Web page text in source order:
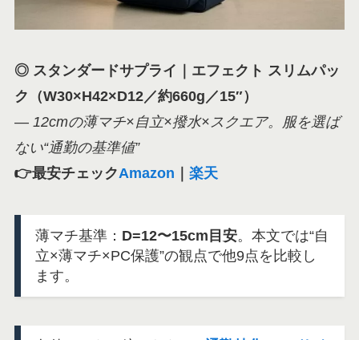
◎ スタンダードサプライ｜エフェクト スリムパッ
ク（W30×H42×D12／約660g／15″）
— 12cmの薄マチ×自立×撥水×スクエア。服を選ば
ない“通勤の基準値”
👉最安チェックAmazon 楽天
薄マチ基準： D=12〜15cm目安。本文では“自
立×薄マチ×PC保護”の観点で他9点を比較し
ます。